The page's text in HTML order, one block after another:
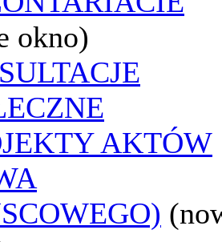
okno)
AKTÓW